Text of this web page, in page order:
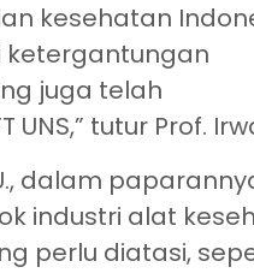
kesehatan
ketergantungan
juga telah
tutur Prof.
dalam
industri alat
perlu diatasi,